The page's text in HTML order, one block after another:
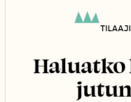
poikasensa varapesään
Haluatko